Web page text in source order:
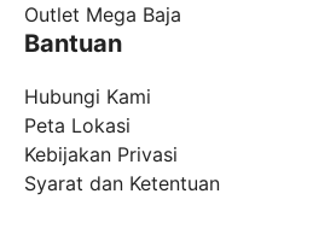
Outlet Mega Baja
Bantuan
Hubungi Kami
Peta Lokasi
Kebijakan Privasi
Syarat dan Ketentuan